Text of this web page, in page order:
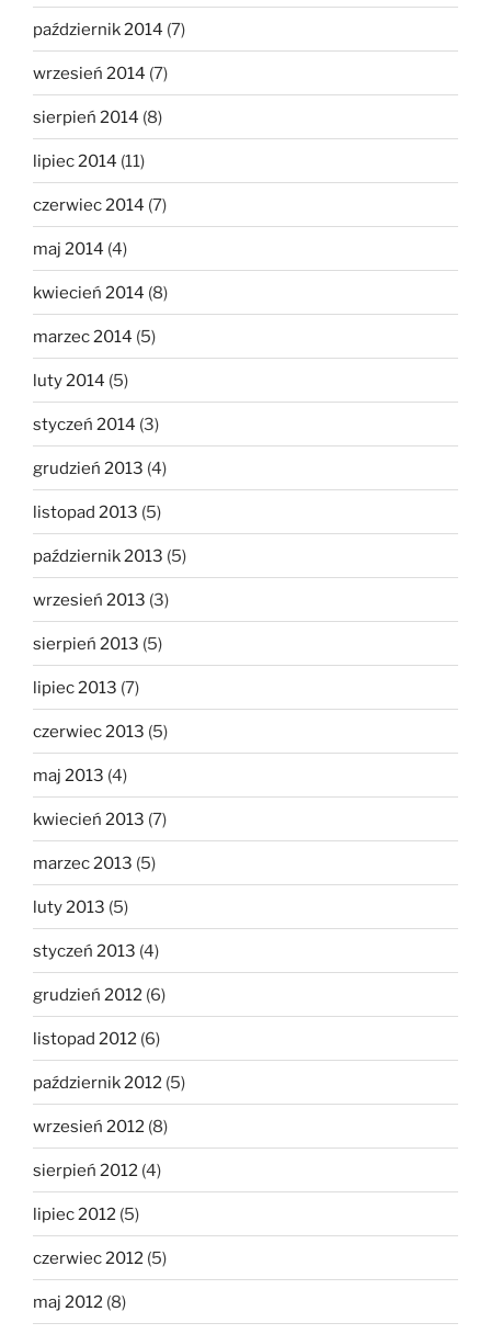
październik 2014 (7)
wrzesień 2014 (7)
sierpień 2014 (8)
lipiec 2014 (11)
czerwiec 2014 (7)
maj 2014 (4)
kwiecień 2014 (8)
marzec 2014 (5)
luty 2014 (5)
styczeń 2014 (3)
grudzień 2013 (4)
listopad 2013 (5)
październik 2013 (5)
wrzesień 2013 (3)
sierpień 2013 (5)
lipiec 2013 (7)
czerwiec 2013 (5)
maj 2013 (4)
kwiecień 2013 (7)
marzec 2013 (5)
luty 2013 (5)
styczeń 2013 (4)
grudzień 2012 (6)
listopad 2012 (6)
październik 2012 (5)
wrzesień 2012 (8)
sierpień 2012 (4)
lipiec 2012 (5)
czerwiec 2012 (5)
maj 2012 (8)